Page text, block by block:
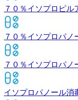
７０％イソプロピル
７０％イソプロパノ
７０％イソプロパノ
イソプロパノール消